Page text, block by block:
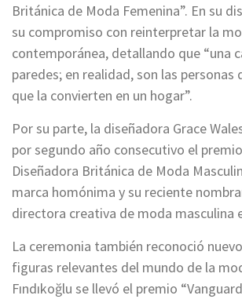
Británica de Moda Femenina”. En su
su compromiso con reinterpretar la
contemporánea, detallando que “una
paredes; en realidad, son las personas
que la convierten en un hogar”.
Por su parte, la diseñadora Grace
por segundo año consecutivo el
Diseñadora Británica de Moda
marca homónima y su reciente
directora creativa de moda masculina
La ceremonia también reconoció
figuras relevantes del mundo de la
Fındıkoğlu se llevó el premio